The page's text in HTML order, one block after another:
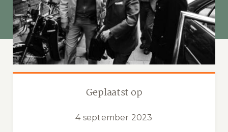
Geplaatst op
4 september 2023